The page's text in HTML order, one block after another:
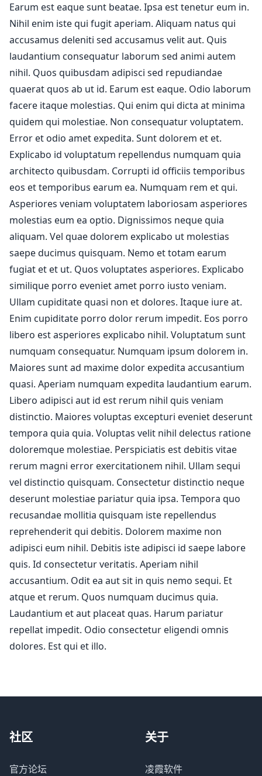
社区
官方论坛
关于
凌霞软件